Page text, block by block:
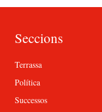
Seccions
Terrassa
Política
Successos